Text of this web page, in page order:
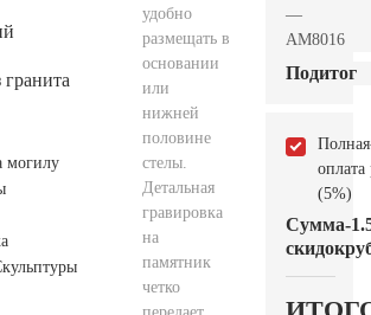
гранита
могилу
удобно
размещать в
основании
или
нижней
половине
стелы.
Детальная
гравировка
на
памятник
четко
—
AM8016
Подитог
Полная
оплата
(5%)
Сумма
скидок
-